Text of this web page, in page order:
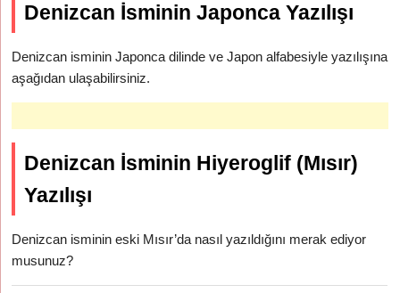
Denizcan İsminin Japonca Yazılışı
Denizcan isminin Japonca dilinde ve Japon alfabesiyle yazılışına
aşağıdan ulaşabilirsiniz.
Denizcan İsminin Hiyeroglif (Mısır)
Yazılışı
Denizcan isminin eski Mısır’da nasıl yazıldığını merak ediyor
musunuz?